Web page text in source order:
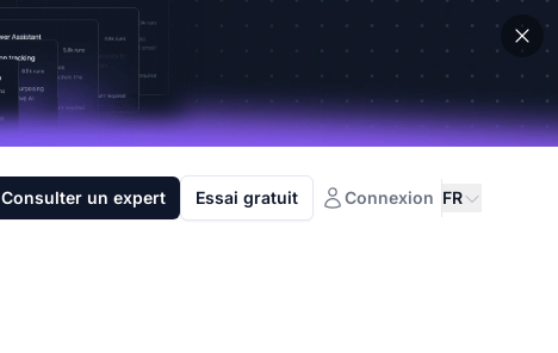
Consulter un expert Essai gratuit Connexion FR